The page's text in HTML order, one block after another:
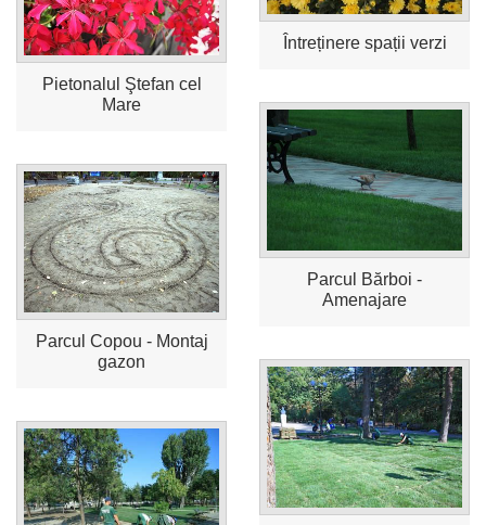
Întreținere spații verzi
Pietonalul Ştefan cel
Mare
Parcul Bărboi -
Amenajare
Parcul Copou - Montaj
gazon